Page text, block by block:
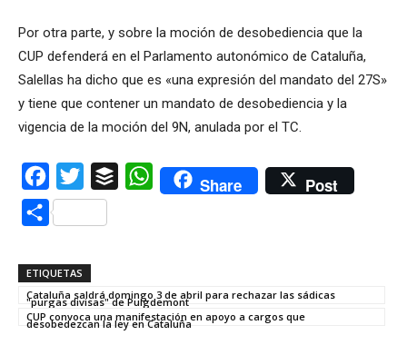
Por otra parte, y sobre la moción de desobediencia que la
CUP defenderá en el Parlamento autonómico de Cataluña,
Salellas ha dicho que es «una expresión del mandato del 27S»
y tiene que contener un mandato de desobediencia y la
vigencia de la moción del 9N, anulada por el TC.
Facebook
Twitter Buffer WhatsAppShare Post
Compartir
ETIQUETAS
Cataluña saldrá domingo 3 de abril para rechazar las sádicas
"purgas divisas" de Puigdemont
CUP convoca una manifestación en apoyo a cargos que
desobedezcan la ley en Cataluña